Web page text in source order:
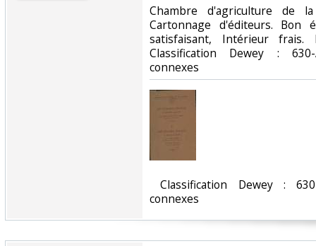
‎Chambre d'agriculture de
Cartonnage d'éditeurs. Bon
satisfaisant, Intérieur
Classification Dewey :
connexes‎
Classification Dewey :
connexes‎